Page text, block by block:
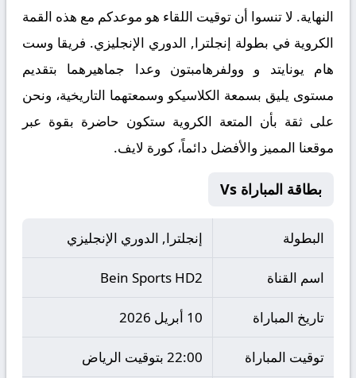
النهاية. لا تنسوا أن توقيت اللقاء هو موعدكم مع هذه القمة
الكروية في بطولة إنجلترا, الدوري الإنجليزي. فريقا وست
هام يونايتد و وولفرهامبتون وعدا جماهيرهما بتقديم
مستوى يليق بسمعة الكلاسيكو وسمعتهما التاريخية، ونحن
على ثقة بأن المتعة الكروية ستكون حاضرة بقوة عبر
موقعنا المميز والأفضل دائماً، كورة لايف.
بطاقة المباراة Vs
البطولة إنجلترا, الدوري الإنجليزي
اسم القناة Bein Sports HD2
تاريخ المباراة 10 أبريل 2026
توقيت المباراة 22:00 بتوقيت الرياض